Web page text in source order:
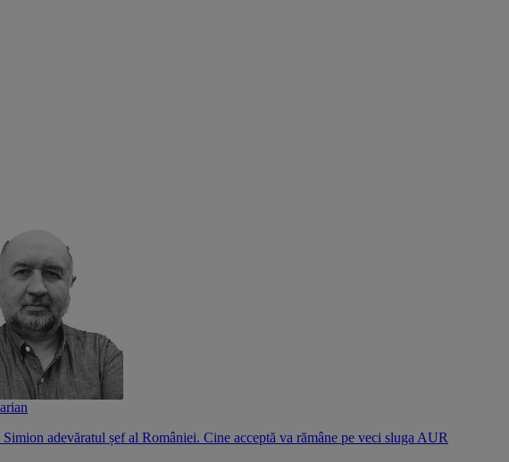
Simion adevăratul șef al României. Cine acceptă va rămâne pe veci sluga AUR